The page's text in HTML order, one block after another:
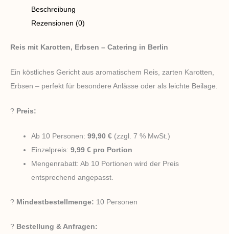
Beschreibung
Rezensionen (0)
Reis mit Karotten, Erbsen – Catering in Berlin
Ein köstliches Gericht aus aromatischem Reis, zarten Karotten,
Erbsen – perfekt für besondere Anlässe oder als leichte Beilage.
? Preis:
Ab 10 Personen:99,90 € (zzgl. 7 % MwSt.)
Einzelpreis:9,99 € pro Portion
Mengenrabatt: Ab 10 Portionen wird der Preis
entsprechend angepasst.
? Mindestbestellmenge: 10 Personen
? Bestellung & Anfragen: